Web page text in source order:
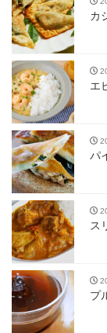
カ
エ
パ
ス
プ